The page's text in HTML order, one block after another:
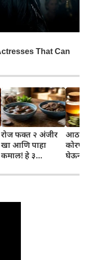
रोज फक्त २ अंजीर
खा आणि पाहा
कमाल! हे ३
तुम्हाला ठाऊक
घेऊन